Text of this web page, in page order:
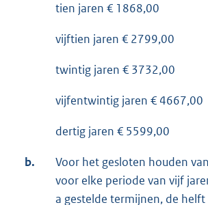
tien jaren € 1868,00
vijftien jaren € 2799,00
twintig jaren € 3732,00
vijfentwintig jaren € 4667,00
dertig jaren € 5599,00
b.
Voor het gesloten houden
voor elke periode van vijf
a gestelde termijnen, de